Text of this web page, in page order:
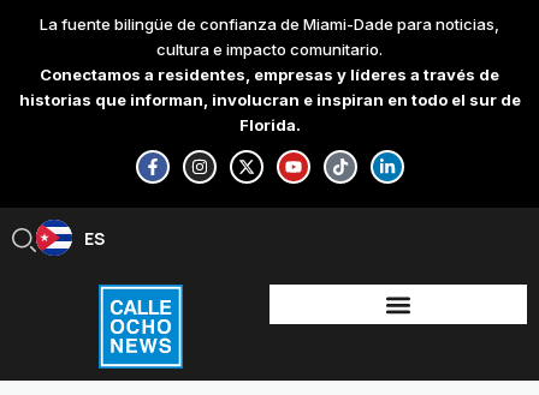
content
La fuente bilingüe de confianza de Miami-Dade para noticias,
cultura e impacto comunitario.
Conectamos a residentes, empresas y líderes a través de
historias que informan, involucran e inspiran en todo el sur de
Florida.
F
a
c
e
-
f
I
n
s
t
X
-
t
w
Y
o
u
t
T
i
k
t
L
i
n
k
-
i
n
ES
EN